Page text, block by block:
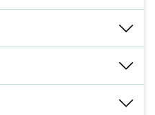
alcune con vista sulle
a buffet e cena servita al
nel 2024, miniclub,